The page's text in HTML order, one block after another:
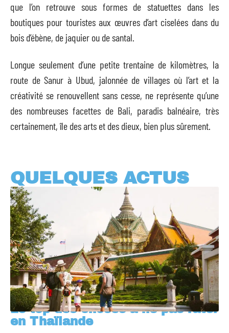
que l’on retrouve sous formes de statuettes dans les
boutiques pour touristes aux œuvres d’art ciselées dans du
bois d’ébène, de jaquier ou de santal.
Longue seulement d’une petite trentaine de kilomètres, la
route de Sanur à Ubud, jalonnée de villages où l’art et la
créativité se renouvellent sans cesse, ne représente qu’une
des nombreuses facettes de Bali, paradis balnéaire, très
certainement, île des arts et des dieux, bien plus sûrement.
QUELQUES ACTUS
Le top des choses à ne pas rater
en Thaïlande